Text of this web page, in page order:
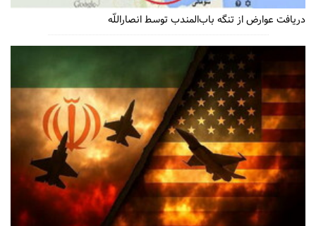
دریافت عوارض از تنگه باب‌المندب توسط انصاراللّه